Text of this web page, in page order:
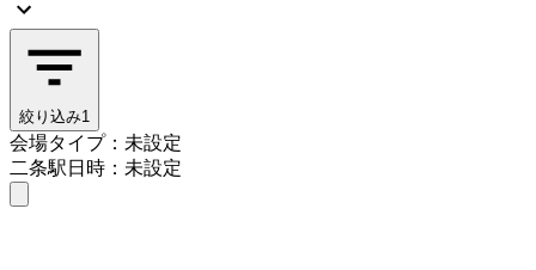
絞り込み1
会場タイプ：未設定
二条駅日時：未設定